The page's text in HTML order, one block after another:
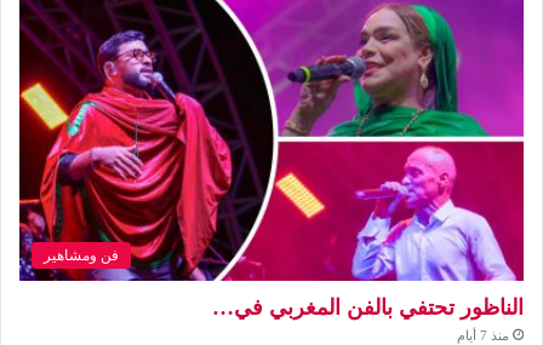
فن ومشاهير
الناظور تحتفي بالفن المغربي في…
منذ 7 أيام